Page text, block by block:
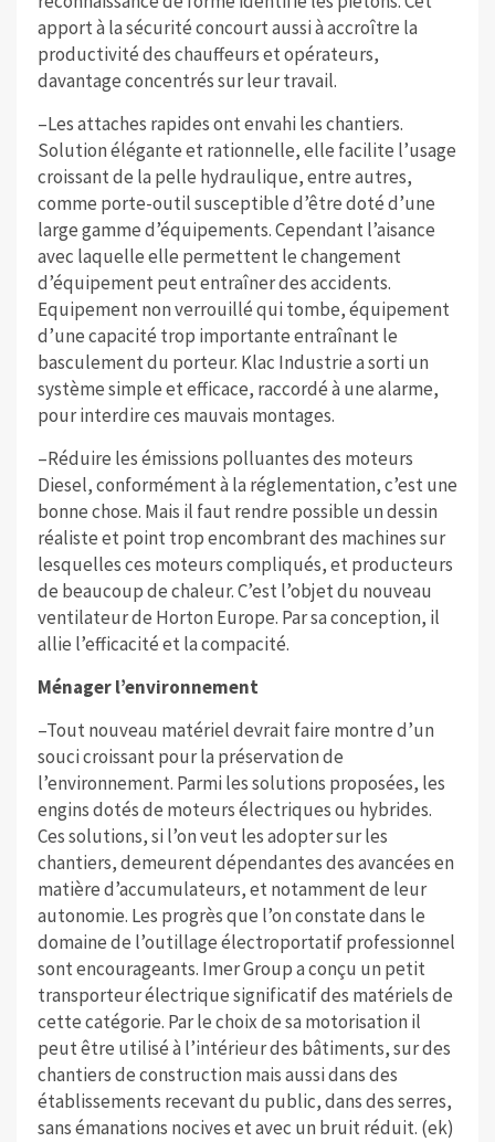
apport à la sécurité concourt aussi à accroître la
productivité des chauffeurs et opérateurs,
davantage concentrés sur leur travail.
–Les attaches rapides ont envahi les chantiers.
Solution élégante et rationnelle, elle facilite l’usage
croissant de la pelle hydraulique, entre autres,
comme porte-outil susceptible d’être doté d’une
large gamme d’équipements. Cependant l’aisance
avec laquelle elle permettent le changement
d’équipement peut entraîner des accidents.
Equipement non verrouillé qui tombe, équipement
d’une capacité trop importante entraînant le
basculement du porteur. Klac Industrie a sorti un
système simple et efficace, raccordé à une alarme,
pour interdire ces mauvais montages.
–Réduire les émissions polluantes des moteurs
Diesel, conformément à la réglementation, c’est une
bonne chose. Mais il faut rendre possible un dessin
réaliste et point trop encombrant des machines sur
lesquelles ces moteurs compliqués, et producteurs
de beaucoup de chaleur. C’est l’objet du nouveau
ventilateur de Horton Europe. Par sa conception, il
allie l’efficacité et la compacité.
Ménager l’environnement
–Tout nouveau matériel devrait faire montre d’un
souci croissant pour la préservation de
l’environnement. Parmi les solutions proposées, les
engins dotés de moteurs électriques ou hybrides.
Ces solutions, si l’on veut les adopter sur les
chantiers, demeurent dépendantes des avancées en
matière d’accumulateurs, et notamment de leur
autonomie. Les progrès que l’on constate dans le
domaine de l’outillage électroportatif professionnel
sont encourageants. Imer Group a conçu un petit
transporteur électrique significatif des matériels de
cette catégorie. Par le choix de sa motorisation il
peut être utilisé à l’intérieur des bâtiments, sur des
chantiers de construction mais aussi dans des
établissements recevant du public, dans des serres,
sans émanations nocives et avec un bruit réduit. (ek)